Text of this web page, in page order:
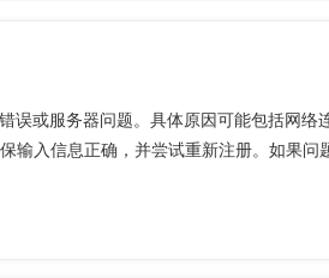
误或服务器问题。具体原因可能包括网络
输入信息正确，并尝试重新注册。如果问